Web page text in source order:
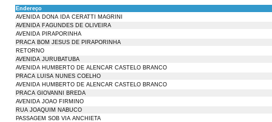
Endereço
AVENIDA DONA IDA CERATTI MAGRINI
AVENIDA FAGUNDES DE OLIVEIRA
AVENIDA PIRAPORINHA
PRACA BOM JESUS DE PIRAPORINHA
RETORNO
AVENIDA JURUBATUBA
AVENIDA HUMBERTO DE ALENCAR CASTELO BRANCO
PRACA LUISA NUNES COELHO
AVENIDA HUMBERTO DE ALENCAR CASTELO BRANCO
PRACA GIOVANNI BREDA
AVENIDA JOAO FIRMINO
RUA JOAQUIM NABUCO
PASSAGEM SOB VIA ANCHIETA